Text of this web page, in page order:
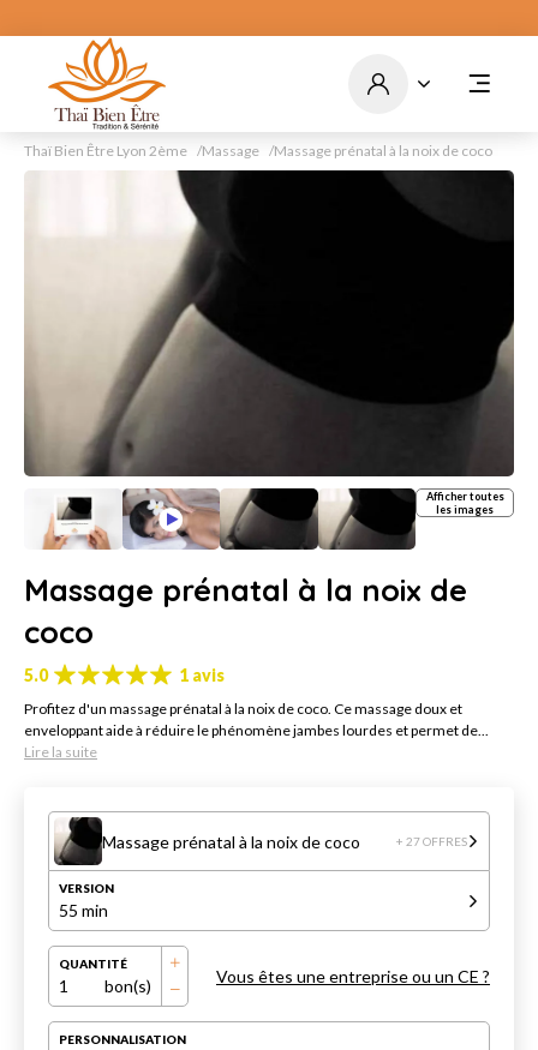
par courrier - cagnottes en
Thaï Bien Être Lyon 2ème Massage Massage prénatal à la noix de coco
Afficher toutes
les images
Massage prénatal à la noix de
coco
5.0 1 avis
Profitez d'un massage prénatal à la noix de coco. Ce massage doux et
enveloppant aide à réduire le phénomène jambes lourdes et permet de...
Lire la suite
Massage prénatal à la noix de coco + 27 OFFRES
VERSION
55 min
QUANTITÉ
1 bon(s) Vous êtes une entreprise ou un CE ?
PERSONNALISATION